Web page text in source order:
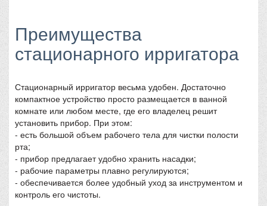
Преимущества
стационарного ирригатора
Стационарный ирригатор весьма удобен. Достаточно
компактное устройство просто размещается в ванной
комнате или любом месте, где его владелец решит
установить прибор. При этом:
- есть большой объем рабочего тела для чистки полости
рта;
- прибор предлагает удобно хранить насадки;
- рабочие параметры плавно регулируются;
- обеспечивается более удобный уход за инструментом и
контроль его чистоты.